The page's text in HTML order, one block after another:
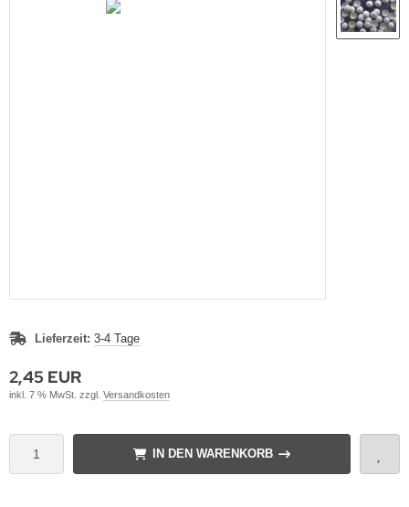
Lieferzeit: 3-4 Tage
2,45 EUR
inkl. 7 % MwSt. zzgl. Versandkosten
IN DEN WARENKORB